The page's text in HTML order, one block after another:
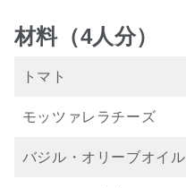
材料（4人分）
トマト
モッツァレラチーズ
バジル・オリーブオイル